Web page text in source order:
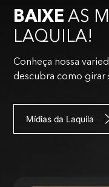
BAIXE AS
LAQUILA!
Conheça nossa
descubra como
Mídias da Laquila